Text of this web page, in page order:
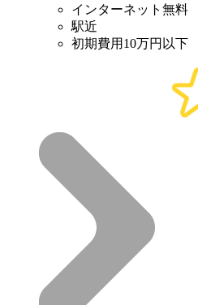
インターネット無料
駅近
初期費用10万円以下